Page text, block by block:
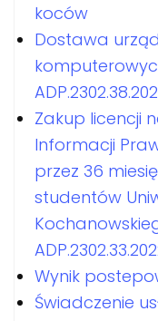
koców
Dostawa
Zakup licencji
Informacji
przez 36
studentów
Wynik
Świadczenie